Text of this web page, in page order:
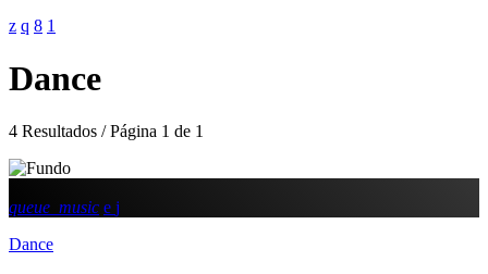
Dance
4 Resultados / Página 1 de 1
queue_music
Dance